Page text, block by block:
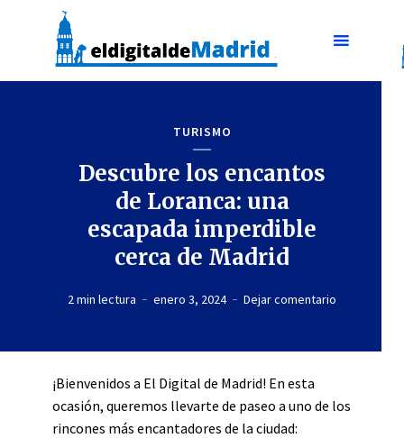
TURISMO
Descubre los encantos
de Loranca: una
escapada imperdible
cerca de Madrid
2 min lectura enero 3, 2024 Dejar comentario
¡Bienvenidos a El Digital de Madrid! En esta
ocasión, queremos llevarte de paseo a uno de los
rincones más encantadores de la ciudad: